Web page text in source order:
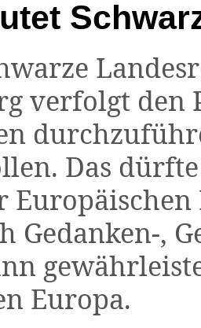
verfolgt den
Das
Gedanken-,
Europa.